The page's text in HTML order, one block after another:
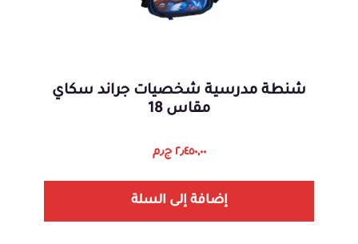
شنطة مدرسية شخصيات جراند سكاي
مقاس 18
٢٫٤٥٠,٠٠ ج٫م
إضافة إلى السلة